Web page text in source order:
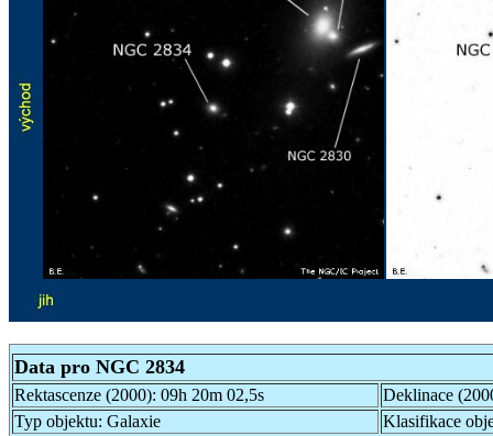
Data pro NGC 2834
Rektascenze (2000): 09h 20m 02,5s
Deklinace
Typ objektu: Galaxie
Klasifikace